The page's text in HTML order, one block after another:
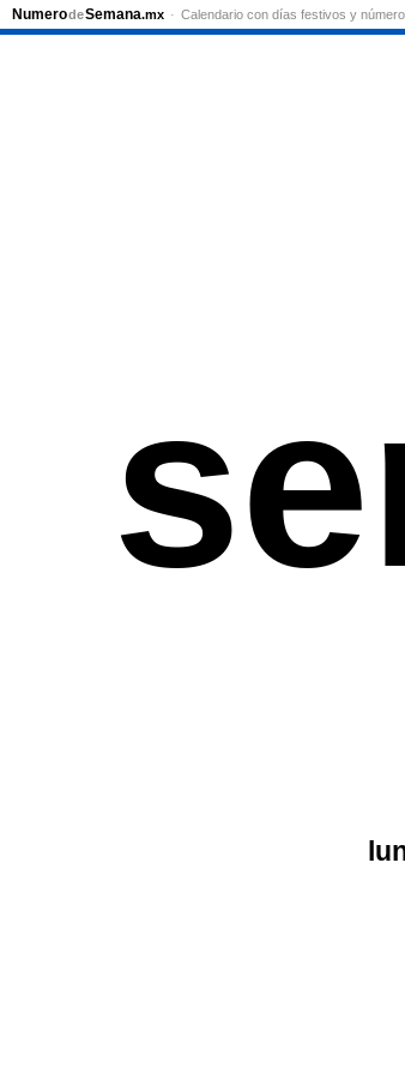
NumerodeSemana.mx Calendario con días festivos y